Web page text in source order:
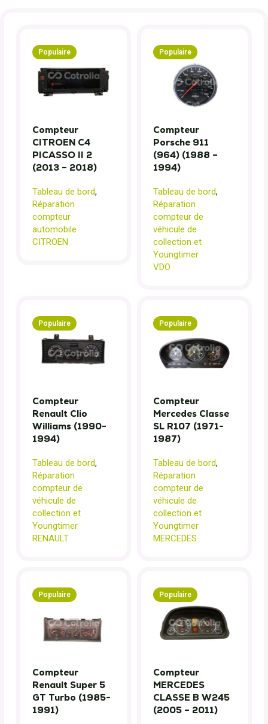
Populaire
Compteur
CITROEN C4
PICASSO II 2
(2013 – 2018)
Tableau de bord,
Réparation
compteur
automobile
CITROEN
Populaire
Compteur
Porsche 911
(964) (1988 –
1994)
Tableau de bord,
Réparation
compteur de
véhicule de
collection et
Youngtimer
VDO
Populaire
Compteur
Renault Clio
Williams (1990-
1994)
Tableau de bord,
Réparation
compteur de
véhicule de
collection et
Youngtimer
RENAULT
Populaire
Compteur
Mercedes Classe
SL R107 (1971-
1987)
Tableau de bord,
Réparation
compteur de
véhicule de
collection et
Youngtimer
MERCEDES
Populaire
Compteur
Renault Super 5
GT Turbo (1985-
1991)
Populaire
Compteur
MERCEDES
CLASSE B W245
(2005 – 2011)